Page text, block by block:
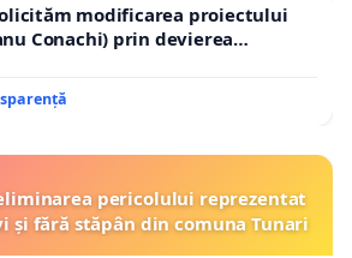
modificarea proiectului
Conachi) prin devierea
localităților!
pericolului reprezentat
și fără stăpân din comuna Tunari